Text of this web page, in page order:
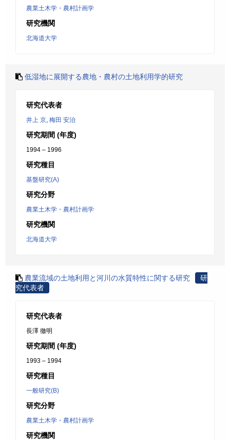
農業土木学・農村計画学
研究機関
北海道大学
低湿地に展開する農地・農村の土地利用学的研究
研究代表者
井上 京, 梅田 安治
研究期間 (年度)
1994 – 1996
研究種目
基盤研究(A)
研究分野
農業土木学・農村計画学
研究機関
北海道大学
農業流域の土地利用と河川の水質特性に関する研究
研
究代表者
研究代表者
長澤 徹明
研究期間 (年度)
1993 – 1994
研究種目
一般研究(B)
研究分野
農業土木学・農村計画学
研究機関